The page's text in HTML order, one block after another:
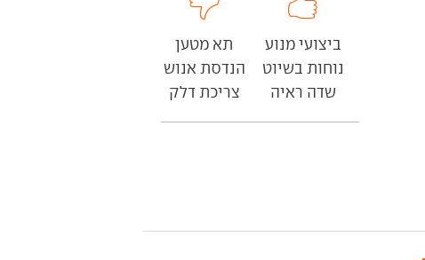
ביצועי מנוע
נוחות בשיוט
שדה ראיה
תא מטען
הנדסת אנוש
צריכת דלק